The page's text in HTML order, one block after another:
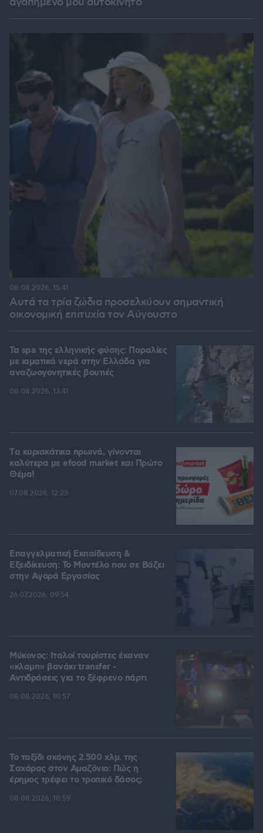
Αυτά τα τρία ζώδια προσελκύουν σημαντική
οικονομική επιτυχία τον Αύγουστο
08.08.2026, 15:41
Τα spa της ελληνικής φύσης: Παραλίες
με ιαματικά νερά στην Ελλάδα για
αναζωογονητικές βουτιές
08.08.2026, 13:41
Tα κυριακάτικα πρωινά, γίνονται
καλύτερα με efood market και Πρώτο
Θέμα!
07.08.2026, 12:25
Επαγγελματική Εκπαίδευση &
Εξειδίκευση: Το Mοντέλο που σε Bάζει
στην Aγορά Eργασίας
26.07.2026, 09:54
Μύκονος: Ιταλοί τουρίστες έκαναν
«κλαμπ» βανάκι transfer -
Αντιδράσεις για το ξέφρενο πάρτι
08.08.2026, 10:57
Το ταξίδι σκόνης 2.500 χλμ. της
Σαχάρας στον Αμαζόνιο: Πώς η
έρημος τρέφει το τροπικό δάσος;
08.08.2026, 10:59